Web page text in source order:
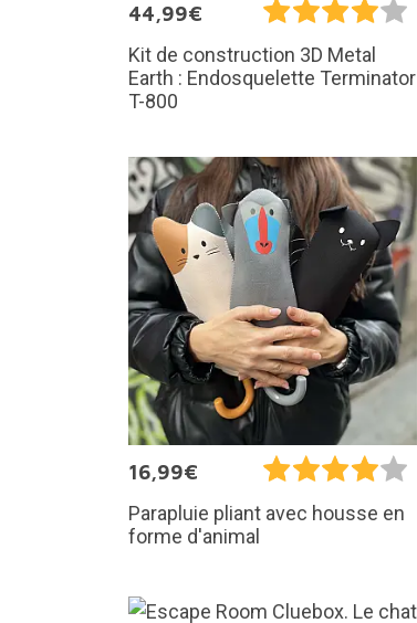
44,99€
Kit de construction 3D Metal
Earth : Endosquelette Terminator
T-800
16,99€
Parapluie pliant avec housse en
forme d'animal